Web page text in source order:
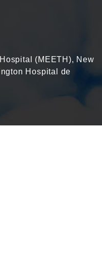
(MEETH), New
Hospital de